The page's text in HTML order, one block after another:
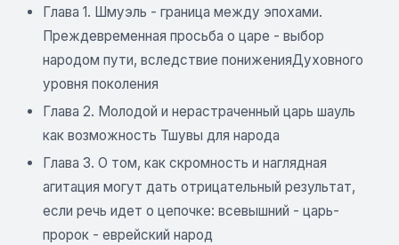
Глава 1. Шмуэль - граница между эпохами.
Преждевременная просьба о царе - выбор
народом пути, вследствие пониженияДуховного
уровня поколения
Глава 2. Молодой и нерастраченный царь шауль
как возможность Тшувы для народа
Глава 3. О том, как скромность и наглядная
агитация могут дать отрицательный результат,
если речь идет о цепочке: всевышний - царь-
пророк - еврейский народ